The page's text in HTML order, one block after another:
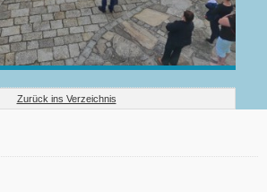
Zurück ins Verzeichnis